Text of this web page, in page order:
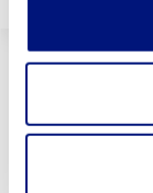
Hoe lang heb ik